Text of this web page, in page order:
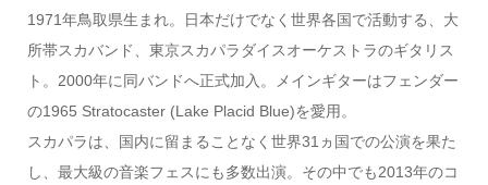
1971年鳥取県生まれ。日本だけでなく世界各国で活動する、大
所帯スカバンド、東京スカパラダイスオーケストラのギタリス
ト。2000年に同バンドへ正式加入。メインギターはフェンダー
の1965 Stratocaster (Lake Placid Blue)を愛用。
スカパラは、国内に留まることなく世界31ヵ国での公演を果た
し、最大級の音楽フェスにも多数出演。その中でも2013年のコ